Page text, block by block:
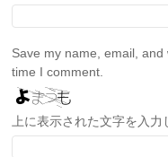
Save my name, email,
time I comment.
上に表示された文字を入力